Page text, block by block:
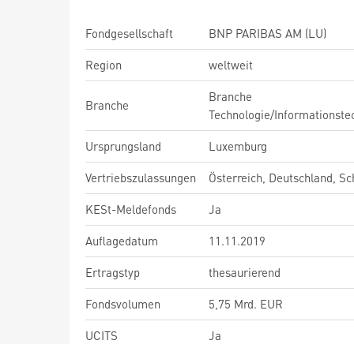
Fondgesellschaft
BNP PARIBAS AM (LU)
Region
weltweit
Branche
Branche
Technologie/
Ursprungsland
Luxemburg
Vertriebszulassungen
Österreich, Deutschland,
KESt-Meldefonds
Ja
Auflagedatum
11.11.2019
Ertragstyp
thesaurierend
Fondsvolumen
5,75 Mrd. EUR
UCITS
Ja